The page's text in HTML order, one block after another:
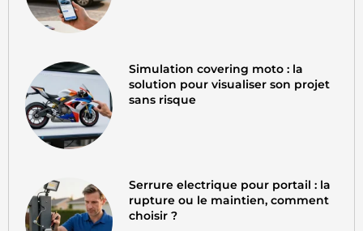
Simulation covering moto : la
solution pour visualiser son projet
sans risque
Serrure electrique pour portail : la
rupture ou le maintien, comment
choisir ?